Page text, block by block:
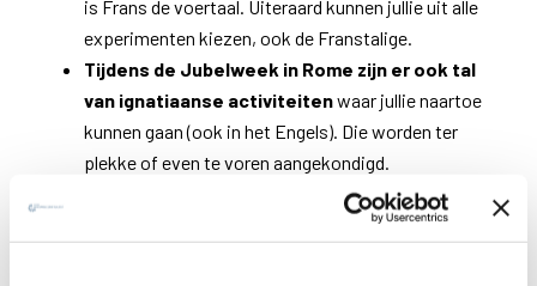
is Frans de voertaal. Uiteraard kunnen jullie uit alle
experimenten kiezen, ook de Franstalige.
Tijdens de Jubelweek in Rome zijn er ook tal
van ignatiaanse activiteitenwaar jullie naartoe
kunnen gaan (ook in het Engels). Die worden ter
plekke of even te voren aangekondigd.
In Rome blijft de Magis-cirkel van het
experiment bestaan als jullie uitvalsbasis (als